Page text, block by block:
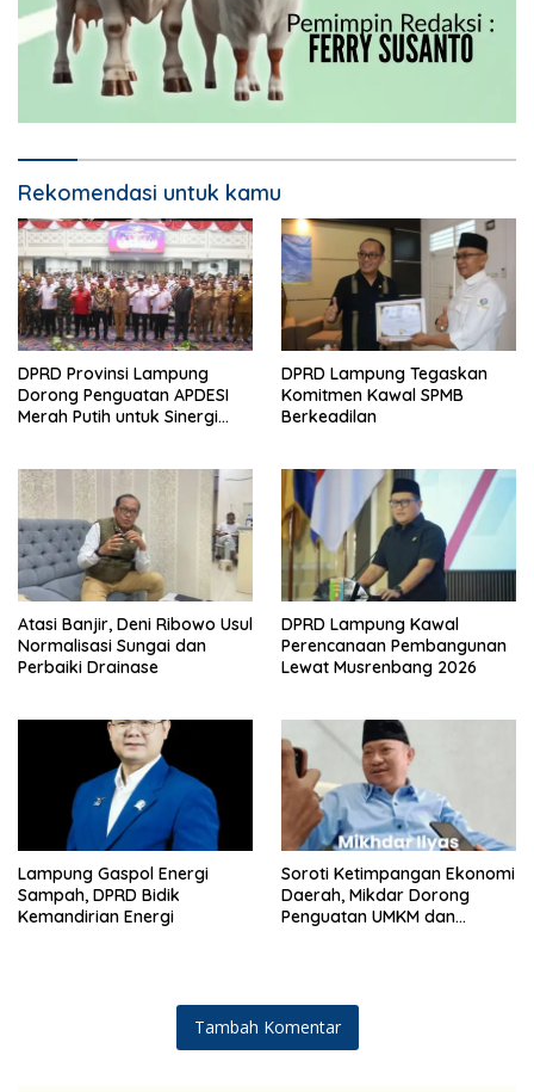
Rekomendasi untuk kamu
DPRD Provinsi Lampung
Dorong Penguatan APDESI
Merah Putih untuk Sinergi
DPRD Lampung Tegaskan
Komitmen Kawal SPMB
Berkeadilan
Atasi Banjir, Deni Ribowo Usul
Normalisasi Sungai dan
Perbaiki Drainase
DPRD Lampung Kawal
Perencanaan Pembangunan
Lewat Musrenbang 2026
Lampung Gaspol Energi
Sampah, DPRD Bidik
Kemandirian Energi
Soroti Ketimpangan Ekonomi
Daerah, Mikdar Dorong
Penguatan UMKM dan
Tambah Komentar